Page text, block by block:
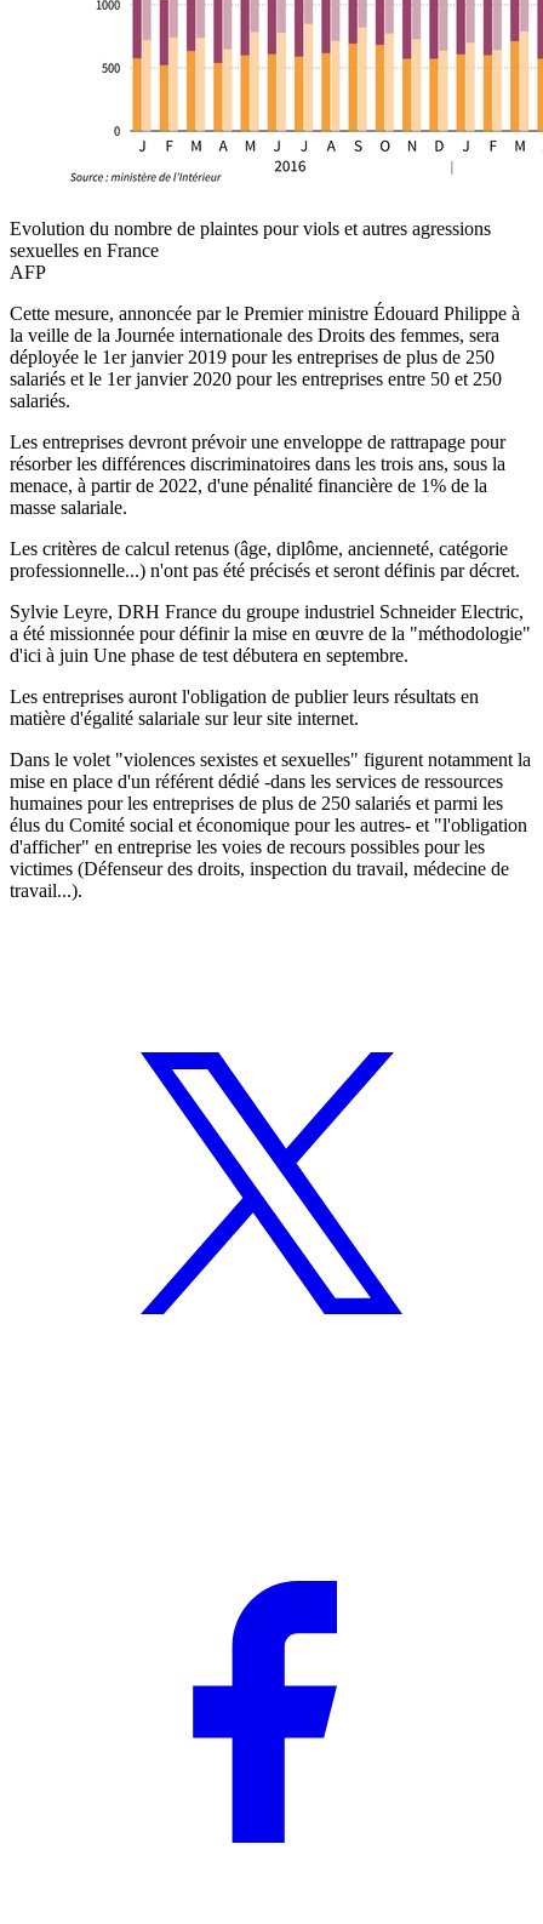
Evolution du nombre de plaintes pour viols et autres agressions
sexuelles en France
AFP
Cette mesure, annoncée par le Premier ministre Édouard Philippe à
la veille de la Journée internationale des Droits des femmes, sera
déployée le 1er janvier 2019 pour les entreprises de plus de 250
salariés et le 1er janvier 2020 pour les entreprises entre 50 et 250
salariés.
Les entreprises devront prévoir une enveloppe de rattrapage pour
résorber les différences discriminatoires dans les trois ans, sous la
menace, à partir de 2022, d'une pénalité financière de 1% de la
masse salariale.
Les critères de calcul retenus (âge, diplôme, ancienneté, catégorie
professionnelle...) n'ont pas été précisés et seront définis par décret.
Sylvie Leyre, DRH France du groupe industriel Schneider Electric,
a été missionnée pour définir la mise en œuvre de la "méthodologie"
d'ici à juin Une phase de test débutera en septembre.
Les entreprises auront l'obligation de publier leurs résultats en
matière d'égalité salariale sur leur site internet.
Dans le volet "violences sexistes et sexuelles" figurent notamment la
mise en place d'un référent dédié -dans les services de ressources
humaines pour les entreprises de plus de 250 salariés et parmi les
élus du Comité social et économique pour les autres- et "l'obligation
d'afficher" en entreprise les voies de recours possibles pour les
victimes (Défenseur des droits, inspection du travail, médecine de
travail...).